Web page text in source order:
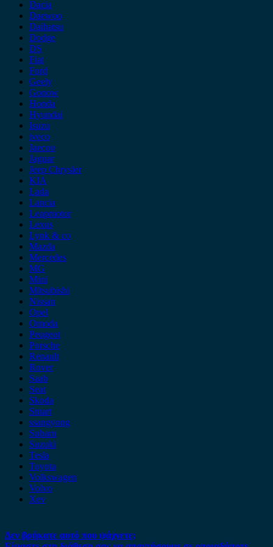
Dacia
Daewoo
Daihatsu
Dodge
DS
Fiat
Ford
Geely
Gonow
Honda
Hyundai
Isuzu
iveco
Jaecoo
Jaguar
Jeep Chrysler
KIA
Lada
Lancia
Leapmotor
Lexus
Lynk & co
Mazda
Mercedes
MG
Mini
Mitsubishi
Nissan
Opel
Omoda
Peugeot
Porsche
Renault
Rover
Saab
Seat
Skoda
Smart
ssangyong
Subaru
Suzuki
Tesla
Toyota
Volkswagen
Volvo
Xev
Δεν βρήκατε αυτό που ψάχνετε;